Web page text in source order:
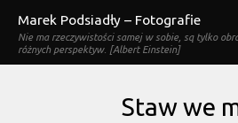
Marek Podsiadły – Fotografie
Nie ma rzeczywistości samej w sobie, są tylko
różnych perspektyw. [Albert Einstein]
Staw we